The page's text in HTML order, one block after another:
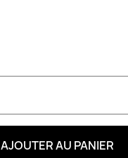
AJOUTER AU PANIER